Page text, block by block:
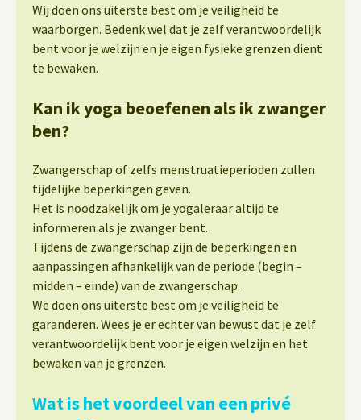
Wij doen ons uiterste best om je veiligheid te
waarborgen. Bedenk wel dat je zelf verantwoordelijk
bent voor je welzijn en je eigen fysieke grenzen dient
te bewaken.
Kan ik yoga beoefenen als ik zwanger
ben?
Zwangerschap of zelfs menstruatieperioden zullen
tijdelijke beperkingen geven.
Het is noodzakelijk om je yogaleraar altijd te
informeren als je zwanger bent.
Tijdens de zwangerschap zijn de beperkingen en
aanpassingen afhankelijk van de periode (begin –
midden – einde) van de zwangerschap.
We doen ons uiterste best om je veiligheid te
garanderen. Wees je er echter van bewust dat je zelf
verantwoordelijk bent voor je eigen welzijn en het
bewaken van je grenzen.
Wat is het voordeel van een privé